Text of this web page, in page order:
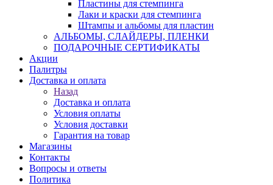
Пластины для стемпинга
Лаки и краски для стемпинга
Штампы и альбомы для пластин
АЛЬБОМЫ, СЛАЙДЕРЫ, ПЛЕНКИ
ПОДАРОЧНЫЕ СЕРТИФИКАТЫ
Акции
Палитры
Доставка и оплата
Назад
Доставка и оплата
Условия оплаты
Условия доставки
Гарантия на товар
Магазины
Контакты
Вопросы и ответы
Политика